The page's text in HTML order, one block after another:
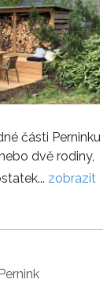
části Perninku
dvě rodiny,
zobrazit